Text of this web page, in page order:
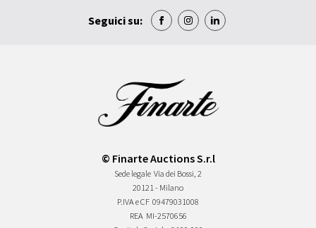
Seguici su:
© Finarte Auctions S.r.l
Sede legale Via dei Bossi, 2
20121 - Milano
P.IVA e CF 09479031008
REA MI-2570656